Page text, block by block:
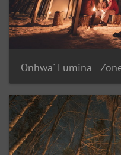
Onhwa' Lumina -